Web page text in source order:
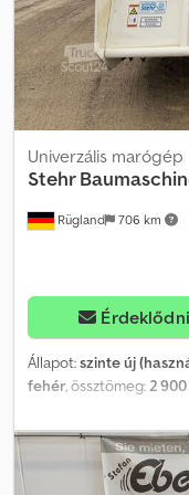
Rügland 706 km
Univerzális marógép
Stehr
Érdeklődni
Állapot:szinte új
fehér, össztömeg:2
Gyártási év: 2022 –
Stehr SBF 24 L
megkímélt és szinte
üzemórát használták,